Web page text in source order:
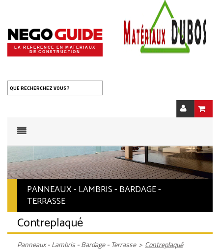
LA RÉFÉRENCE EN MATÉRIAUX
DE CONSTRUCTION
QUE RECHERCHEZ VOUS ?
PANNEAUX - LAMBRIS - BARDAGE -
TERRASSE
Contreplaqué
Panneaux - Lambris - Bardage - Terrasse > Contreplaqué